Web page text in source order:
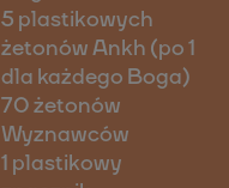
5 plastikowych
żetonów Ankh (po 1
dla każdego Boga)
70 żetonów
Wyznawców
1 plastikowy